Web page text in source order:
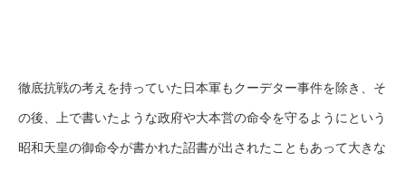
徹底抗戦の考えを持っていた日本軍もクーデター事件を除き、そ
の後、上で書いたような政府や大本営の命令を守るようにという
昭和天皇の御命令が書かれた詔書が出されたこともあって大きな